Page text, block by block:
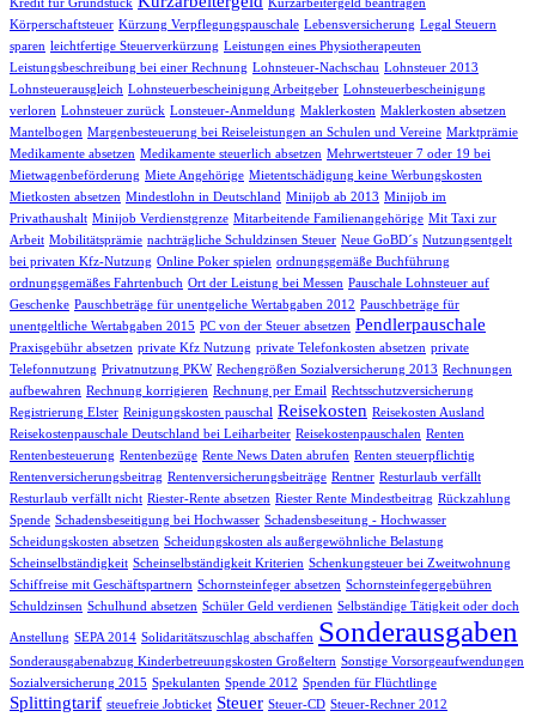
Kredit für Grundstück
Kurzarbeitergeld beantragen
Körperschaftsteuer Kürzung Verpflegungspauschale Lebensversicherung Legal Steuern
sparen leichtfertige Steuerverkürzung Leistungen eines Physiotherapeuten
Leistungsbeschreibung bei einer Rechnung Lohnsteuer-Nachschau Lohnsteuer 2013
Lohnsteuerausgleich Lohnsteuerbescheinigung Arbeitgeber Lohnsteuerbescheinigung
verloren Lohnsteuer zurück Lonsteuer-Anmeldung Maklerkosten Maklerkosten absetzen
Mantelbogen Margenbesteuerung bei Reiseleistungen an Schulen und Vereine Marktprämie
Medikamente absetzen Medikamente steuerlich absetzen Mehrwertsteuer 7 oder 19 bei
Mietwagenbeförderung Miete Angehörige Mietentschädigung keine Werbungskosten
Mietkosten absetzen Mindestlohn in Deutschland Minijob ab 2013 Minijob im
Privathaushalt Minijob Verdienstgrenze Mitarbeitende Familienangehörige Mit Taxi zur
Arbeit Mobilitätsprämie nachträgliche Schuldzinsen Steuer Neue GoBD´s Nutzungsentgelt
bei privaten Kfz-Nutzung Online Poker spielen ordnungsgemäße Buchführung
ordnungsgemäßes Fahrtenbuch Ort der Leistung bei Messen Pauschale Lohnsteuer auf
Geschenke Pauschbeträge für unentgeliche Wertabgaben 2012 Pauschbeträge für
unentgeltliche Wertabgaben 2015 PC von der Steuer absetzen Pendlerpauschale
Praxisgebühr absetzen private Kfz Nutzung private Telefonkosten absetzen private
Telefonnutzung Privatnutzung PKW Rechengrößen Sozialversicherung 2013 Rechnungen
aufbewahren Rechnung korrigieren Rechnung per Email Rechtsschutzversicherung
Registrierung Elster Reinigungskosten pauschal Reisekosten Reisekosten Ausland
Reisekostenpauschale Deutschland bei Leiharbeiter Reisekostenpauschalen Renten
Rentenbesteuerung Rentenbezüge Rente News Daten abrufen Renten steuerpflichtig
Rentenversicherungsbeitrag Rentenversicherungsbeiträge Rentner Resturlaub verfällt
Resturlaub verfällt nicht Riester-Rente absetzen Riester Rente Mindestbeitrag Rückzahlung
Spende Schadensbeseitigung bei Hochwasser Schadensbeseitung - Hochwasser
Scheidungskosten absetzen Scheidungskosten als außergewöhnliche Belastung
Scheinselbständigkeit Scheinselbständigkeit Kriterien Schenkungsteuer bei Zweitwohnung
Schiffreise mit Geschäftspartnern Schornsteinfeger absetzen Schornsteinfegergebühren
Schuldzinsen Schulhund absetzen Schüler Geld verdienen Selbständige Tätigkeit oder doch
Anstellung SEPA 2014 Solidaritätszuschlag abschaffen Sonderausgaben
Sonderausgabenabzug Kinderbetreuungskosten Großeltern Sonstige Vorsorgeaufwendungen
Sozialversicherung 2015 Spekulanten Spende 2012 Spenden für Flüchtlinge
Splittingtarif steuefreie Jobticket Steuer Steuer-CD Steuer-Rechner 2012